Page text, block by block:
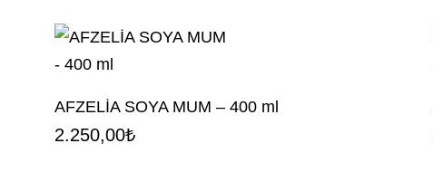
1.450,00₺
AFZELİA SOYA MUM – 400 ml
2.250,00₺